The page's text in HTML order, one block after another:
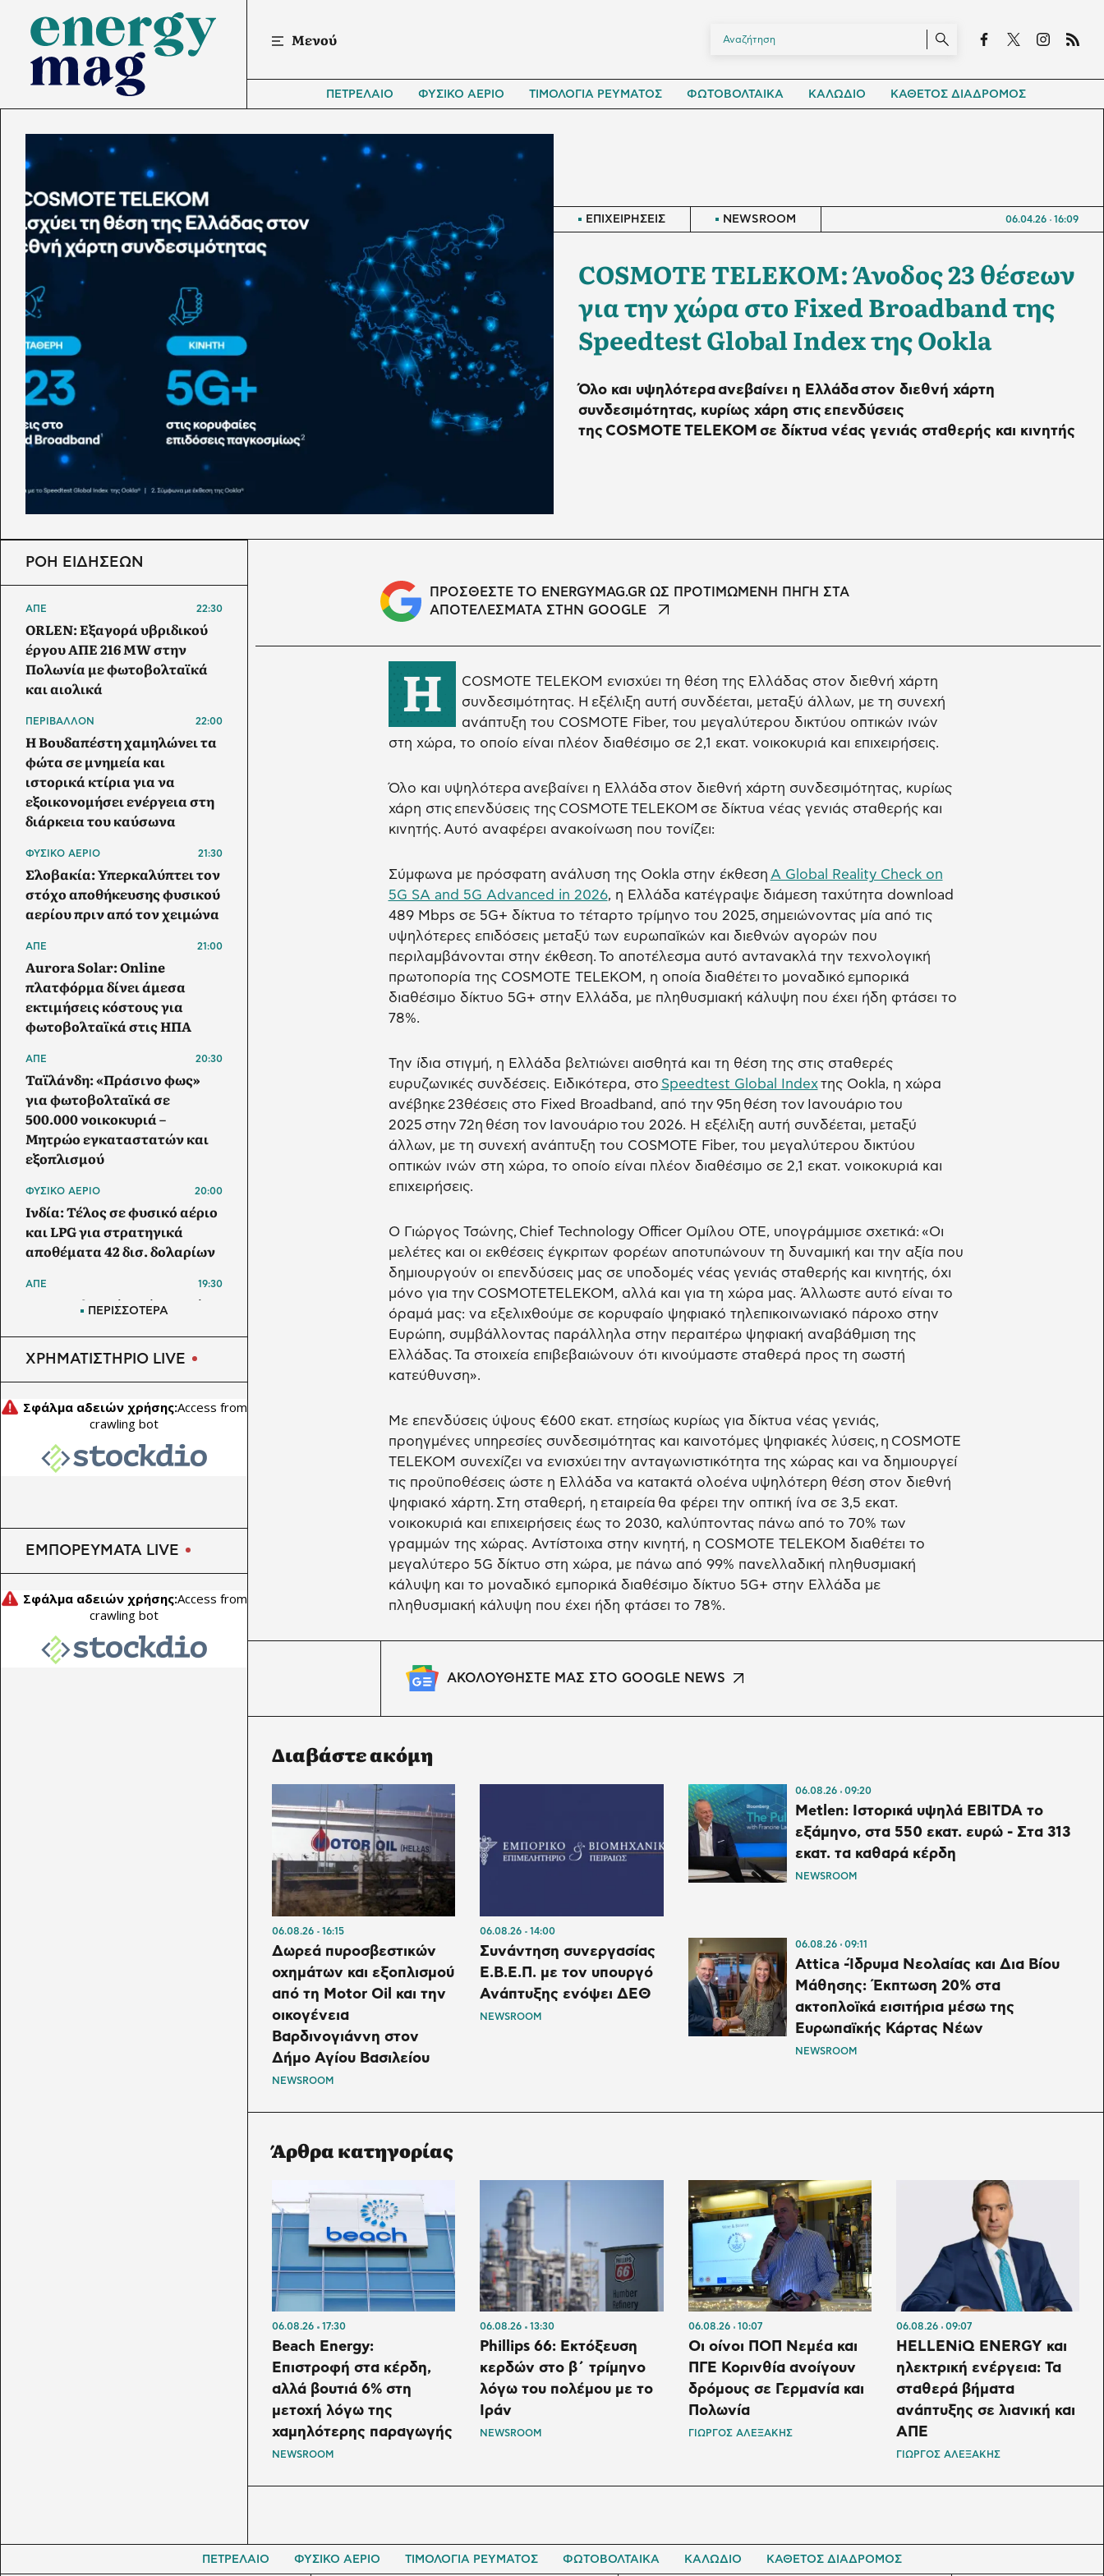
Μενού
ΠΕΤΡΕΛΑΙΟ ΦΥΣΙΚΟ ΑΕΡΙΟ ΤΙΜΟΛΟΓΙΑ ΡΕΥΜΑΤΟΣ ΦΩΤΟΒΟΛΤΑΙΚΑ ΚΑΛΩΔΙΟ ΚΑΘΕΤΟΣ ΔΙΑΔΡΟΜΟΣ
ΕΠΙΧΕΙΡΗΣΕΙΣ NEWSROOM 06.04.26 16:09
COSMOTE TELEKOM: Άνοδος 23 θέσεων
για την χώρα στο Fixed Broadband της
Speedtest Global Index της Ookla
Όλο και υψηλότερα ανεβαίνει η Ελλάδα στον διεθνή χάρτη
συνδεσιμότητας, κυρίως χάρη στις επενδύσεις
της COSMOTE TELEKOM σε δίκτυα νέας γενιάς σταθερής και κινητής
ΠΡΟΣΘΕΣΤΕ ΤΟ ENERGYMAG.GR ΩΣ ΠΡΟΤΙΜΩΜΕΝΗ ΠΗΓΗ ΣΤΑ
ΑΠΟΤΕΛΕΣΜΑΤΑ ΣΤΗΝ GOOGLE
Η
COSMOTE TELEKOM ενισχύει τη θέση της Ελλάδας στον διεθνή χάρτη
συνδεσιμότητας. H εξέλιξη αυτή συνδέεται, μεταξύ άλλων, με τη συνεχή
ανάπτυξη του COSMOTE Fiber, του μεγαλύτερου δικτύου οπτικών ινών
στη χώρα, το οποίο είναι πλέον διαθέσιμο σε 2,1 εκατ. νοικοκυριά και επιχειρήσεις.
Όλο και υψηλότερα ανεβαίνει η Ελλάδα στον διεθνή χάρτη συνδεσιμότητας, κυρίως
χάρη στις επενδύσεις της COSMOTE TELEKOM σε δίκτυα νέας γενιάς σταθερής και
κινητής. Αυτό αναφέρει ανακοίνωση που τονίζει:
Σύμφωνα με πρόσφατη ανάλυση της Ookla στην έκθεση A Global Reality Check on
5G SA and 5G Advanced in 2026, η Ελλάδα κατέγραψε διάμεση ταχύτητα download
489 Mbps σε 5G+ δίκτυα το τέταρτο τρίμηνο του 2025, σημειώνοντας μία από τις
υψηλότερες επιδόσεις μεταξύ των ευρωπαϊκών και διεθνών αγορών που
περιλαμβάνονται στην έκθεση. Το αποτέλεσμα αυτό αντανακλά την τεχνολογική
πρωτοπορία της COSMOTE TELEKOM, η οποία διαθέτει το μοναδικό εμπορικά
διαθέσιμο δίκτυο 5G+ στην Ελλάδα, με πληθυσμιακή κάλυψη που έχει ήδη φτάσει το
78%.
Την ίδια στιγμή, η Ελλάδα βελτιώνει αισθητά και τη θέση της στις σταθερές
ευρυζωνικές συνδέσεις. Ειδικότερα, στο Speedtest Global Indexτης Ookla, η χώρα
ανέβηκε 23θέσεις στο Fixed Broadband, από την 95η θέση τον Ιανουάριο του
2025 στην 72η θέση τον Ιανουάριο του 2026. Η εξέλιξη αυτή συνδέεται, μεταξύ
άλλων, με τη συνεχή ανάπτυξη του COSMOTE Fiber, του μεγαλύτερου δικτύου
οπτικών ινών στη χώρα, το οποίο είναι πλέον διαθέσιμο σε 2,1 εκατ. νοικοκυριά και
επιχειρήσεις.
Ο Γιώργος Τσώνης, Chief Technology Officer Ομίλου ΟΤΕ, υπογράμμισε σχετικά: «Οι
μελέτες και οι εκθέσεις έγκριτων φορέων αποτυπώνουν τη δυναμική και την αξία που
δημιουργούν οι επενδύσεις μας σε υποδομές νέας γενιάς σταθερής και κινητής, όχι
μόνο για την COSMOTETELEKOM, αλλά και για τη χώρα μας. Άλλωστε αυτό είναι το
όραμά μας: να εξελιχθούμε σε κορυφαίο ψηφιακό τηλεπικοινωνιακό πάροχο στην
Ευρώπη, συμβάλλοντας παράλληλα στην περαιτέρω ψηφιακή αναβάθμιση της
Ελλάδας. Τα στοιχεία επιβεβαιώνουν ότι κινούμαστε σταθερά προς τη σωστή
κατεύθυνση».
Με επενδύσεις ύψους €600 εκατ. ετησίως κυρίως για δίκτυα νέας γενιάς,
προηγμένες υπηρεσίες συνδεσιμότητας και καινοτόμες ψηφιακές λύσεις, η COSMOTE
TELEKOM συνεχίζει να ενισχύει την ανταγωνιστικότητα της χώρας και να δημιουργεί
τις προϋποθέσεις ώστε η Ελλάδα να κατακτά ολοένα υψηλότερη θέση στον διεθνή
ψηφιακό χάρτη. Στη σταθερή, η εταιρεία θα φέρει την οπτική ίνα σε 3,5 εκατ.
νοικοκυριά και επιχειρήσεις έως το 2030, καλύπτοντας πάνω από το 70% των
γραμμών της χώρας. Αντίστοιχα στην κινητή, η COSMOTE TELEKOM διαθέτει το
μεγαλύτερο 5G δίκτυο στη χώρα, με πάνω από 99% πανελλαδική πληθυσμιακή
κάλυψη και το μοναδικό εμπορικά διαθέσιμο δίκτυο 5G+ στην Ελλάδα με
πληθυσμιακή κάλυψη που έχει ήδη φτάσει το 78%.
ΑΚΟΛΟΥΘΗΣΤΕ ΜΑΣ ΣΤΟ GOOGLE NEWS
Διαβάστε ακόμη
06.08.26 16:15
Δωρεά πυροσβεστικών
οχημάτων και εξοπλισμού
από τη Motor Oil και την
οικογένεια
Βαρδινογιάννη στον
Δήμο Αγίου Βασιλείου
NEWSROOM
06.08.26 14:00
Συνάντηση συνεργασίας
Ε.Β.Ε.Π. με τον υπουργό
Ανάπτυξης ενόψει ΔΕΘ
NEWSROOM
06.08.26 09:20
Metlen: Ιστορικά υψηλά EBITDA το
εξάμηνο, στα 550 εκατ. ευρώ - Στα 313
εκατ. τα καθαρά κέρδη
NEWSROOM
06.08.26 09:11
Attica -Ίδρυμα Νεολαίας και Δια Βίου
Μάθησης: Έκπτωση 20% στα
ακτοπλοϊκά εισιτήρια μέσω της
Ευρωπαϊκής Κάρτας Νέων
NEWSROOM
Άρθρα κατηγορίας
06.08.26 17:30
Beach Energy:
Επιστροφή στα κέρδη,
αλλά βουτιά 6% στη
μετοχή λόγω της
χαμηλότερης παραγωγής
NEWSROOM
06.08.26 13:30
Phillips 66: Εκτόξευση
κερδών στο β΄ τρίμηνο
λόγω του πολέμου με το
Ιράν
NEWSROOM
06.08.26 10:07
Οι οίνοι ΠΟΠ Νεμέα και
ΠΓΕ Κορινθία ανοίγουν
δρόμους σε Γερμανία και
Πολωνία
ΓΙΩΡΓΟΣ ΑΛΕΞΑΚΗΣ
06.08.26 09:07
HELLENiQ ENERGY και
ηλεκτρική ενέργεια: Τα
σταθερά βήματα
ανάπτυξης σε λιανική και
ΑΠΕ
ΓΙΩΡΓΟΣ ΑΛΕΞΑΚΗΣ
ΡΟΗ ΕΙΔΗΣΕΩΝ
ΑΠΕ 22:30
ORLEN: Εξαγορά υβριδικού
έργου ΑΠΕ 216 MW στην
Πολωνία με φωτοβολταϊκά
και αιολικά
ΠΕΡΙΒΑΛΛΟΝ 22:00
Η Βουδαπέστη χαμηλώνει τα
φώτα σε μνημεία και
ιστορικά κτίρια για να
εξοικονομήσει ενέργεια στη
διάρκεια του καύσωνα
ΦΥΣΙΚΟ ΑΕΡΙΟ 21:30
Σλοβακία: Υπερκαλύπτει τον
στόχο αποθήκευσης φυσικού
αερίου πριν από τον χειμώνα
ΑΠΕ 21:00
Aurora Solar: Online
πλατφόρμα δίνει άμεσα
εκτιμήσεις κόστους για
φωτοβολταϊκά στις ΗΠΑ
ΑΠΕ 20:30
Ταϊλάνδη: «Πράσινο φως»
για φωτοβολταϊκά σε
500.000 νοικοκυριά –
Μητρώο εγκαταστατών και
εξοπλισμού
ΦΥΣΙΚΟ ΑΕΡΙΟ 20:00
Ινδία: Τέλος σε φυσικό αέριο
και LPG για στρατηγικά
αποθέματα 42 δισ. δολαρίων
ΑΠΕ 19:30
Μπανγκλαντές: Πάνω από 1
στέγες – Στα 5,5 GW ο στόχος
έως το 2030
Το Nissan Qashqai με το νέο
σύστημα e-POWER κατακτά
ρεκόρ Guinness
ΠΕΡΙΣΣΟΤΕΡΑ
ΧΡΗΜΑΤΙΣΤΗΡΙΟ LIVE
ΕΜΠΟΡΕΥΜΑΤΑ LIVE
ΠΕΤΡΕΛΑΙΟ ΦΥΣΙΚΟ ΑΕΡΙΟ ΤΙΜΟΛΟΓΙΑ ΡΕΥΜΑΤΟΣ ΦΩΤΟΒΟΛΤΑΙΚΑ ΚΑΛΩΔΙΟ ΚΑΘΕΤΟΣ ΔΙΑΔΡΟΜΟΣ